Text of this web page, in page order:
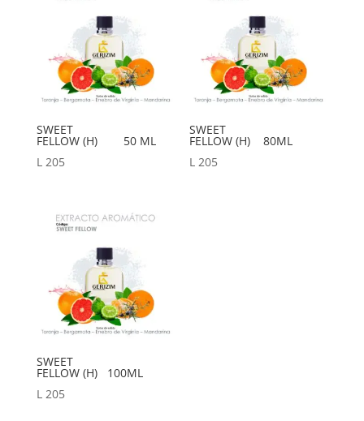
SWEET
FELLOW (H) 50 ML
L205
SWEET
FELLOW (H) 80ML
L205
SWEET
FELLOW (H) 100ML
L 205